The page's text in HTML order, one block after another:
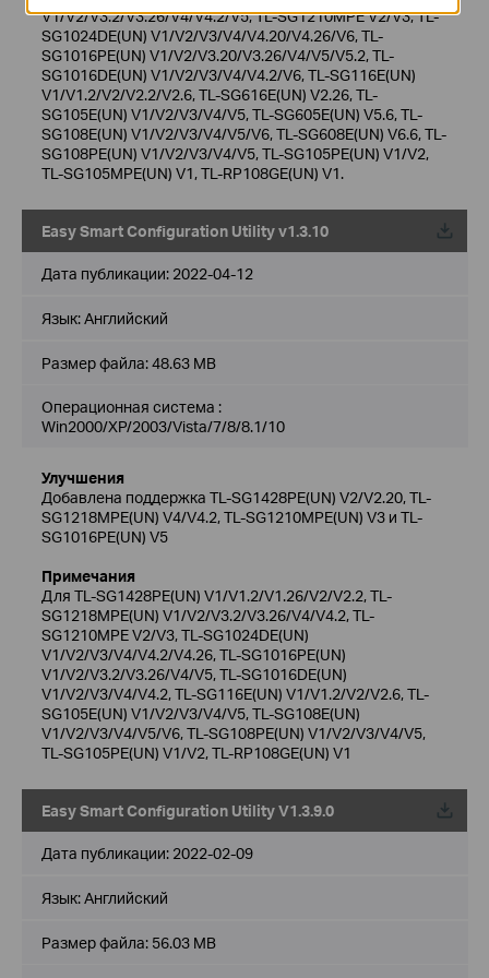
V1/V2/V3.2/V3.26/V4/V4.2/V5, TL-SG1210MPE V2/V3, TL-
SG1024DE(UN) V1/V2/V3/V4/V4.20/V4.26/V6, TL-
SG1016PE(UN) V1/V2/V3.20/V3.26/V4/V5/V5.2, TL-
SG1016DE(UN) V1/V2/V3/V4/V4.2/V6, TL-SG116E(UN)
V1/V1.2/V2/V2.2/V2.6, TL-SG616E(UN) V2.26, TL-
SG105E(UN) V1/V2/V3/V4/V5, TL-SG605E(UN) V5.6, TL-
SG108E(UN) V1/V2/V3/V4/V5/V6, TL-SG608E(UN) V6.6, TL-
SG108PE(UN) V1/V2/V3/V4/V5, TL-SG105PE(UN) V1/V2,
TL-SG105MPE(UN) V1, TL-RP108GE(UN) V1.
Easy Smart Configuration Utility v1.3.10
Дата публикации: 2022-04-12
Язык:Английский
Размер файла:48.63 MB
Операционная система :
Win2000/XP/2003/Vista/7/8/8.1/10
Улучшения
Добавлена поддержка TL-SG1428PE(UN) V2/V2.20, TL-
SG1218MPE(UN) V4/V4.2, TL-SG1210MPE(UN) V3 и TL-
SG1016PE(UN) V5
Примечания
Для TL-SG1428PE(UN) V1/V1.2/V1.26/V2/V2.2, TL-
SG1218MPE(UN) V1/V2/V3.2/V3.26/V4/V4.2, TL-
SG1210MPE V2/V3, TL-SG1024DE(UN)
V1/V2/V3/V4/V4.2/V4.26, TL-SG1016PE(UN)
V1/V2/V3.2/V3.26/V4/V5, TL-SG1016DE(UN)
V1/V2/V3/V4/V4.2, TL-SG116E(UN) V1/V1.2/V2/V2.6, TL-
SG105E(UN) V1/V2/V3/V4/V5, TL-SG108E(UN)
V1/V2/V3/V4/V5/V6, TL-SG108PE(UN) V1/V2/V3/V4/V5,
TL-SG105PE(UN) V1/V2, TL-RP108GE(UN) V1
Easy Smart Configuration Utility V1.3.9.0
Дата публикации: 2022-02-09
Язык:Английский
Размер файла: 56.03 MB